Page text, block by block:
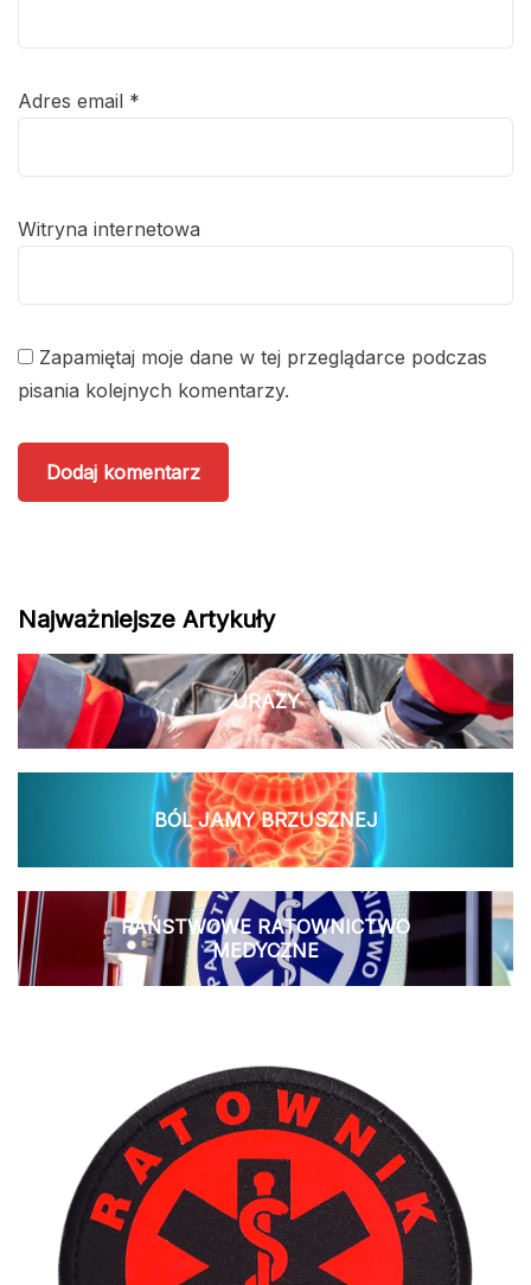
Adres email *
Witryna internetowa
Zapamiętaj moje dane w tej przeglądarce podczas
pisania kolejnych komentarzy.
Najważniejsze Artykuły
URAZY
BÓL JAMY BRZUSZNEJ
PAŃSTWOWE RATOWNICTWO
MEDYCZNE